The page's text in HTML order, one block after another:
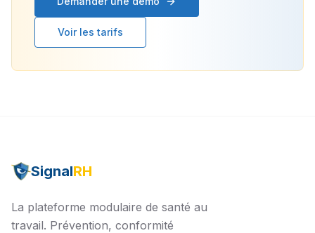
Voir les tarifs
SignalRH
La plateforme modulaire de santé au
travail. Prévention, conformité